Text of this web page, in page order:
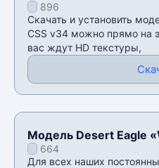
896
Скачать и установить
CSS v34 можно прямо на
вас ждут HD текстуры,
Модель Desert Eagle
v34664
Для всех наших